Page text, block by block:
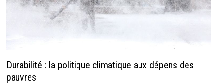
Durabilité : la politique climatique aux dépens des
pauvres